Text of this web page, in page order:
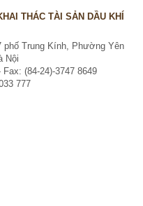
THÁC TÀI SẢN DẦU KHÍ
phố Trung Kính, Phường Yên
Nội
(84-24)-3747 8649
777